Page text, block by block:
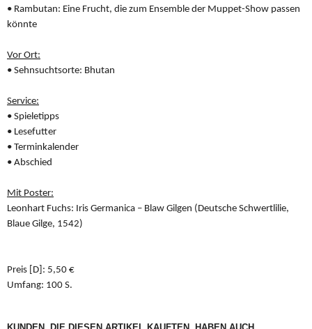
• Rambutan: Eine Frucht, die zum Ensemble der Muppet-Show passen
könnte
Vor Ort:
• Sehnsuchtsorte: Bhutan
Service:
• Spieletipps
• Lesefutter
• Terminkalender
• Abschied
Mit Poster:
Leonhart Fuchs: Iris Germanica – Blaw Gilgen (Deutsche Schwertlilie,
Blaue Gilge, 1542)
Preis [D]: 5,50 €
Umfang: 100 S.